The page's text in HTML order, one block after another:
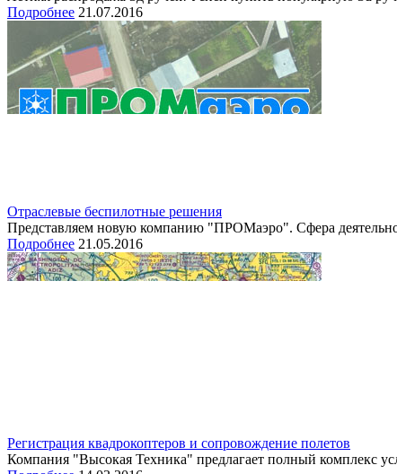
Подробнее 21.07.2016
Отраслевые беспилотные решения
Представляем новую компанию "ПРОМаэро". Сфера
Подробнее 21.05.2016
Регистрация квадрокоптеров и сопровождение полетов
Компания "Высокая Техника" предлагает полный комплекс